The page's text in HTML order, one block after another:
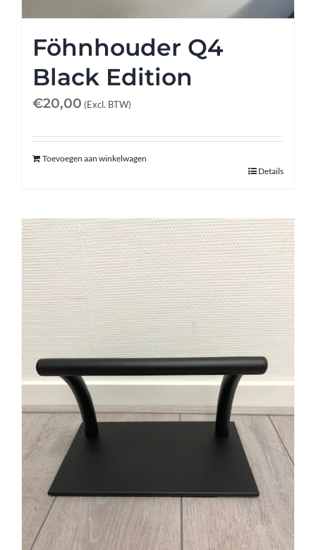
Föhnhouder Q4
Black Edition
€20,00 (Excl. BTW)
Toevoegen aan winkelwagen
Details